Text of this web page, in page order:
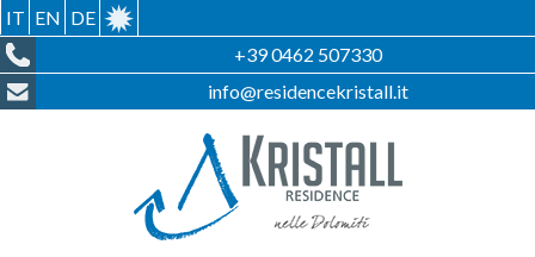
IT EN DE
+39 0462 507330
info@residencekristall.it